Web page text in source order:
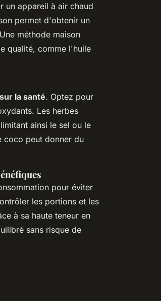
un appareil à air chaud
permet d'obtenir un
méthode maison
qualité, comme l'huile
la santé. Optez pour
Les herbes
ainsi le sel ou le
coco peut donner du
pour éviter
les portions et les
à sa haute teneur en
sans risque de